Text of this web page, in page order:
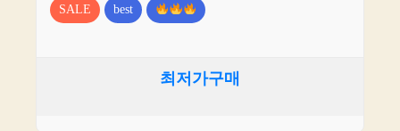
SALE best
최저가구매